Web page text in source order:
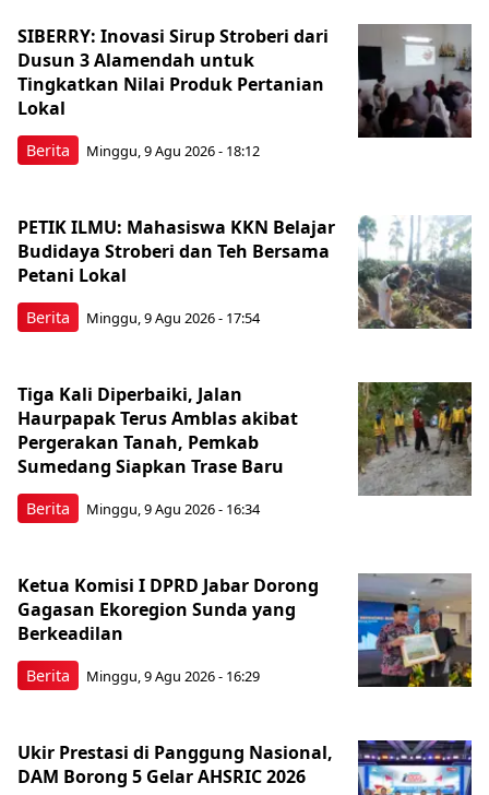
Berita
SIBERRY: Inovasi Sirup Stroberi dari
Dusun 3 Alamendah untuk
Tingkatkan Nilai Produk Pertanian
Lokal
Minggu, 9 Agu 2026 - 18:12
Berita
PETIK ILMU: Mahasiswa KKN Belajar
Budidaya Stroberi dan Teh Bersama
Petani Lokal
Minggu, 9 Agu 2026 - 17:54
Berita
Tiga Kali Diperbaiki, Jalan
Haurpapak Terus Amblas akibat
Pergerakan Tanah, Pemkab
Sumedang Siapkan Trase Baru
Minggu, 9 Agu 2026 - 16:34
Berita
Ketua Komisi I DPRD Jabar Dorong
Gagasan Ekoregion Sunda yang
Berkeadilan
Minggu, 9 Agu 2026 - 16:29
Ukir Prestasi di Panggung Nasional,
DAM Borong 5 Gelar AHSRIC 2026